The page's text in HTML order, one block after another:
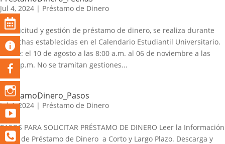
Jul 4, 2024 | Préstamo de Dinero
La solicitud y gestión de préstamo de dinero, se realiza durante
las fechas establecidas en el Calendario Estudiantil Universitario.
Desde:​ el 10 de agosto a las 8:00 a.m. al 06 de noviembre a las
11:59 p.m. No se tramitan gestiones...
PrestamoDinero_Pasos
Jul 4, 2024 | Préstamo de Dinero
PASOS PARA SOLICITAR PRÉSTAMO DE DINERO Leer la Información
sobre de Préstamo de Dinero a Corto y Largo Plazo. Descarga y